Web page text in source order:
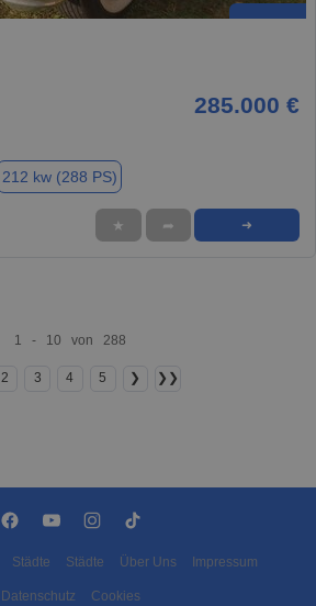
285.000 €
212 kw (288 PS)
★ ➦ ➜
1 - 10 von 288
2 3 4 5 ❯ ❯❯
Städte Städte Über Uns Impressum
Datenschutz Cookies